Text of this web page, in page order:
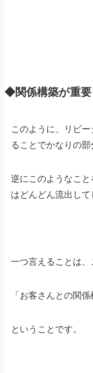
◆関係構築が重要
このように、リピ
ることでかなりの部
逆にこのようなこ
はどんどん流出して
一つ言えることは
「お客さんとの関係
ということです。